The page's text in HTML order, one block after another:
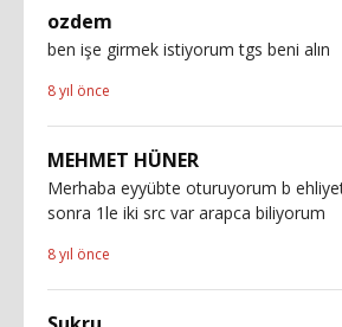
ozdem
ben işe girmek istiyorum tgs beni alın
8 yıl önce
MEHMET HÜNER
Merhaba eyyübte oturuyorum b
sonra 1le iki src var arapca biliyorum
8 yıl önce